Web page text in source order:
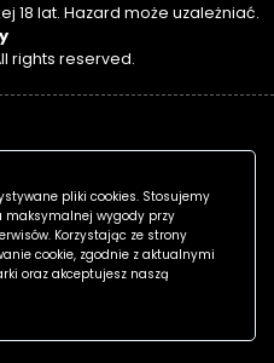
18 lat. Hazard może uzależniać.
rights reserved.
pliki cookies. Stosujemy
maksymalnej wygody przy
Korzystając ze strony
cookie, zgodnie z aktualnymi
oraz akceptujesz naszą